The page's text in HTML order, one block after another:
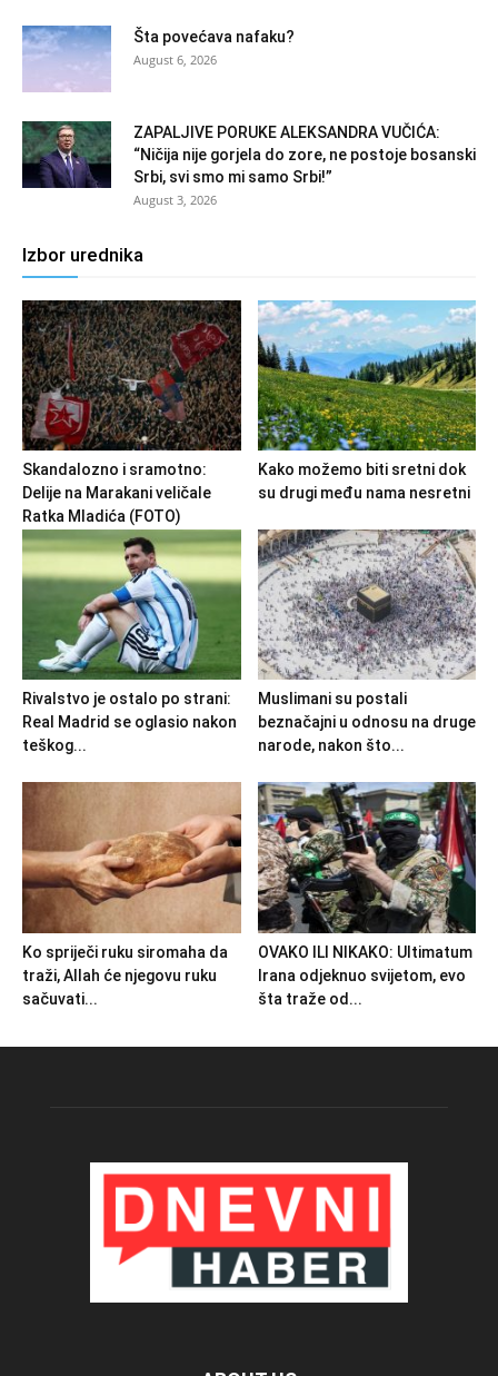
Šta povećava nafaku?
August 6, 2026
ZAPALJIVE PORUKE ALEKSANDRA VUČIĆA:
“Ničija nije gorjela do zore, ne postoje bosanski
Srbi, svi smo mi samo Srbi!”
August 3, 2026
Izbor urednika
Skandalozno i sramotno:
Delije na Marakani veličale
Ratka Mladića (FOTO)
Kako možemo biti sretni dok
su drugi među nama nesretni
Rivalstvo je ostalo po strani:
Real Madrid se oglasio nakon
teškog...
Muslimani su postali
beznačajni u odnosu na druge
narode, nakon što...
Ko spriječi ruku siromaha da
traži, Allah će njegovu ruku
sačuvati...
OVAKO ILI NIKAKO: Ultimatum
Irana odjeknuo svijetom, evo
šta traže od...